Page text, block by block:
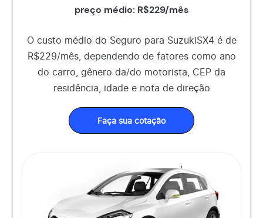
preço médio: R$229/mês
O custo médio do Seguro para SuzukiSX4é de
R$229/mês, dependendo de fatores como ano
do carro, gênero da/do motorista, CEP da
residência, idade e nota de direção
Faça sua cotação